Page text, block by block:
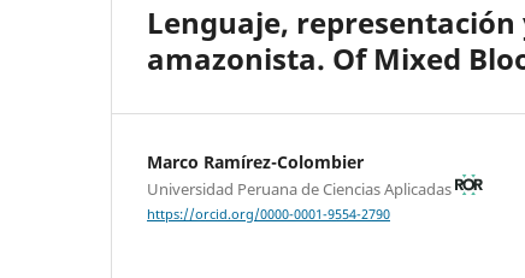
Lenguaje,
amazonista. Of Mixed
Marco Ramírez-Colombier
Universidad Peruana de Ciencias Aplicadas
https://orcid.org/0000-0001-9554-2790